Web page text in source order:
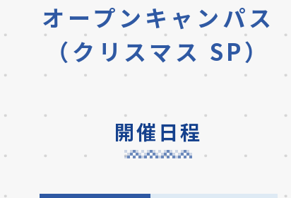
オープンキャンパス
（クリスマス SP）
開催日程